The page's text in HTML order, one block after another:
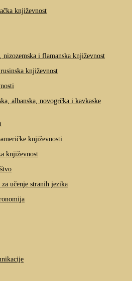
književnost
nizozemska i flamanska književnost
književnost
albanska, novogrčka i kavkaske
književnosti
književnost
učenje stranih jezika